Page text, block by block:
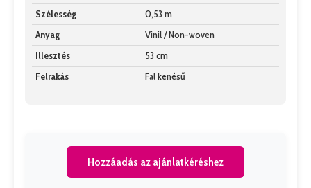
Szélesség
0,53 m
Anyag
Vinil / Non-woven
Illesztés
53 cm
Felrakás
Fal kenésű
Hozzáadás az ajánlatkéréshez